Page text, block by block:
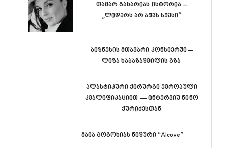
თამარ გახარიას ისტორია –
„ლიდერს არ აქვს სქესი“
ბიზნესის მთავარი კონსიერჟი –
ლიზა ხაბაზაშვილის გზა
პლასტიკური ქირურგი ევროპული
კვალიფიკაციით — ინტერვიუ ნინო
ქურიძესთან
მაია გოგოხიას ნიშური “Alcove”